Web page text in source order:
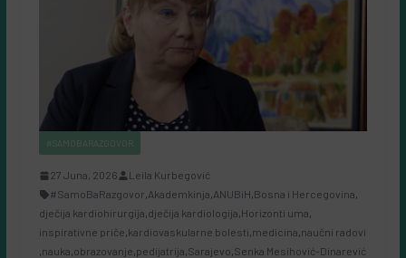
#SAMOBARAZGOVOR
27 Juna, 2026
Leila Kurbegović
#SamoBaRazgovor,Akademkinja,ANUBiH,Bosna i Hercegovina,
dječija kardiohirurgija,dječija kardiologija,Horizonti uma,
inspirativne priče,kardiovaskularne bolesti,medicina,naučni radovi
,nauka,obrazovanje,pedijatrija,Sarajevo,Senka Mesihović-Dinarević